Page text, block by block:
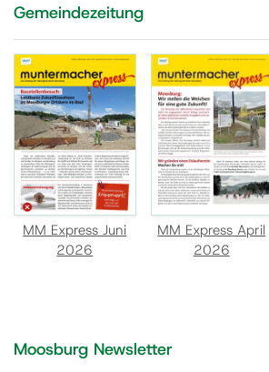
Gemeindezeitung
MM Express Juni
2026
MM Express April
2026
Moosburg Newsletter